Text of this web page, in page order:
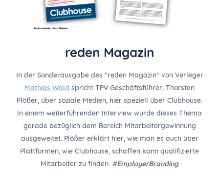
reden Magazin
In der Sonderausgabe des "reden Magazin" von Verleger
Mathias Wald spricht TPV Geschäftsführer, Thorsten
Plößer, über soziale Medien, hier speziell über Clubhouse.
In einem weiterführenden Interview wurde dieses Thema
gerade bezüglich dem Bereich Mitarbeitergewinnung
ausgeweitet. Plößer erklärt hier, wie man es auch über
Plattformen, wie Clubhouse, schaffen kann qualifizierte
Mitarbeiter zu finden. #EmployerBranding